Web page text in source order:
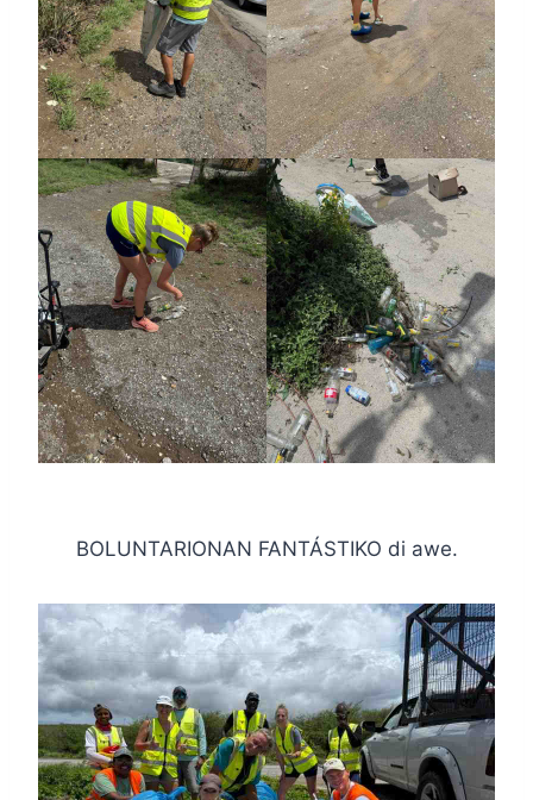
BOLUNTARIONAN FANTÁSTIKO di awe.